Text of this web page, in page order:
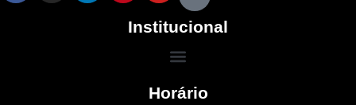
Institucional
Horário